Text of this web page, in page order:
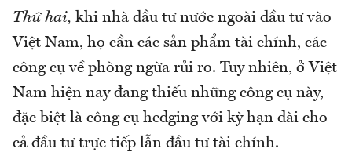
Thứ hai, khi nhà đầu tư nước ngoài đầu tư vào
Việt Nam, họ cần các sản phẩm tài chính, các
công cụ về phòng ngừa rủi ro. Tuy nhiên, ở Việt
Nam hiện nay đang thiếu những công cụ này,
đặc biệt là công cụ hedging với kỳ hạn dài cho
cả đầu tư trực tiếp lẫn đầu tư tài chính.